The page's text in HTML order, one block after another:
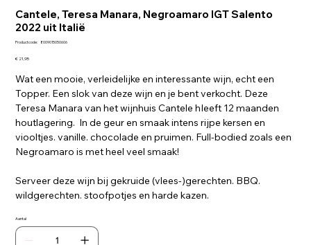
Cantele, Teresa Manara, Negroamaro IGT Salento
2022 uit Italië
Productcode:
Productcode
8009015050606
Prijs
€ 21,95
Wat een mooie, verleidelijke en interessante wijn, echt een
Topper. Een slok van deze wijn en je bent verkocht. Deze
Teresa Manara van het wijnhuis Cantele hIeeft 12 maanden
houtlagering. In de geur en smaak intens rijpe kersen en
viooltjes. vanille. chocolade en pruimen. Full-bodied zoals een
Negroamaro is met heel veel smaak!
Serveer deze wijn bij gekruide (vlees-)gerechten. BBQ.
wildgerechten. stoofpotjes en harde kazen.
Aantal